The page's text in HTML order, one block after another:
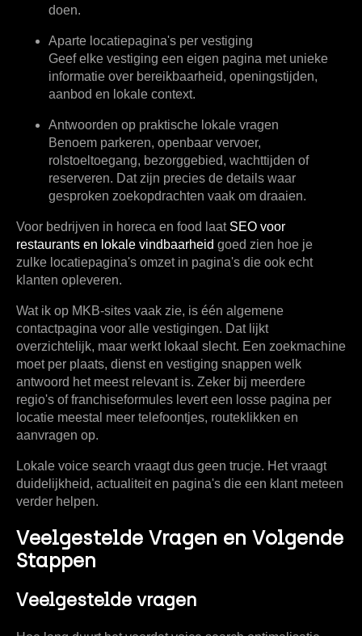
doen.
Aparte locatiepagina's per vestiging
Geef elke vestiging een eigen pagina met unieke
informatie over bereikbaarheid, openingstijden,
aanbod en lokale context.
Antwoorden op praktische lokale vragen
Benoem parkeren, openbaar vervoer,
rolstoeltoegang, bezorggebied, wachttijden of
reserveren. Dat zijn precies de details waar
gesproken zoekopdrachten vaak om draaien.
Voor bedrijven in horeca en food laat SEO voor
restaurants en lokale vindbaarheid goed zien hoe je
zulke locatiepagina's omzet in pagina's die ook echt
klanten opleveren.
Wat ik op MKB-sites vaak zie, is één algemene
contactpagina voor alle vestigingen. Dat lijkt
overzichtelijk, maar werkt lokaal slecht. Een zoekmachine
moet per plaats, dienst en vestiging snappen welk
antwoord het meest relevant is. Zeker bij meerdere
regio's of franchiseformules levert een losse pagina per
locatie meestal meer telefoontjes, routeklikken en
aanvragen op.
Lokale voice search vraagt dus geen trucje. Het vraagt
duidelijkheid, actualiteit en pagina's die een klant meteen
verder helpen.
Veelgestelde Vragen en Volgende
Stappen
Veelgestelde vragen